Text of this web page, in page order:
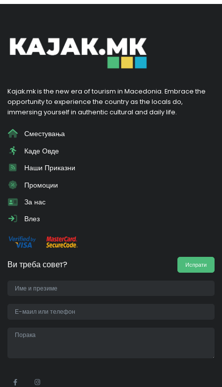
Kajak.mk is the new era of tourism in Macedonia. Embrace the
opportunity to experience the country as the locals do,
immersing yourself in authentic cultural and daily life.
Сместувања
Каде Овде
Наши Приказни
Промоции
За нас
Влез
Ви треба совет? Испрати